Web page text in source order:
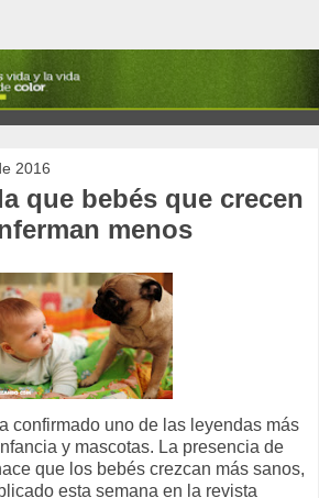
2016
que bebés que crecen
menos
confirmado uno de las leyendas más
y mascotas. La presencia de
que los bebés crezcan más sanos,
esta semana en la revista